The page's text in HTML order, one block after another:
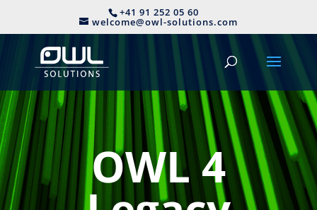
+41 91 252 05 60
welcome@owl-solutions.com
OWL 4